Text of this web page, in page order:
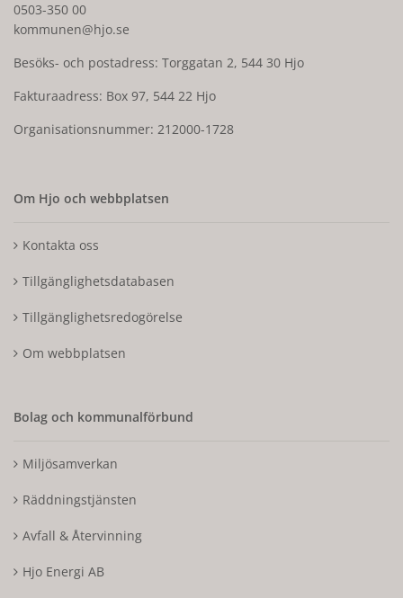
0503-350 00
kommunen@hjo.se
Besöks- och postadress: Torggatan 2, 544 30 Hjo
Fakturaadress: Box 97, 544 22 Hjo
Organisationsnummer: 212000-1728
Om Hjo och webbplatsen
Kontakta oss
Tillgänglighetsdatabasen
Tillgänglighetsredogörelse
Om webbplatsen
Bolag och kommunalförbund
Miljösamverkan
Räddningstjänsten
Avfall & Återvinning
Hjo Energi AB